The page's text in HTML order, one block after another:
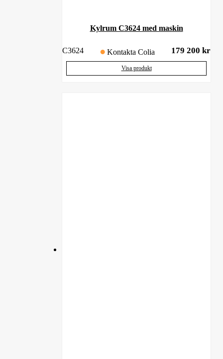
Kylrum C3624 med maskin
C3624 Kontakta Colia 179 200 kr
Visa produkt